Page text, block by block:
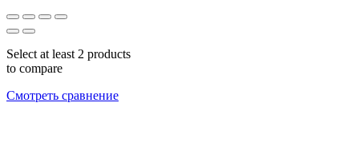
Select at least 2 products
to compare
Смотреть сравнение